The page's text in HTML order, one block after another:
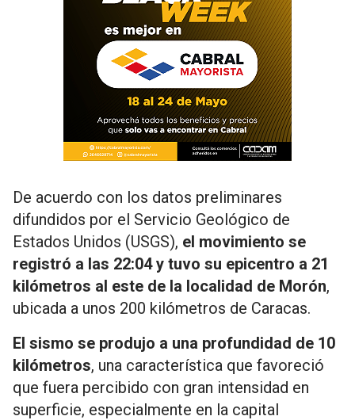
De acuerdo con los datos preliminares
difundidos por el Servicio Geológico de
Estados Unidos (USGS), el movimiento se
registró a las 22:04 y tuvo su epicentro a 21
kilómetros al este de la localidad de Morón,
ubicada a unos 200 kilómetros de Caracas.
El sismo se produjo a una profundidad de 10
kilómetros, una característica que favoreció
que fuera percibido con gran intensidad en
superficie, especialmente en la capital